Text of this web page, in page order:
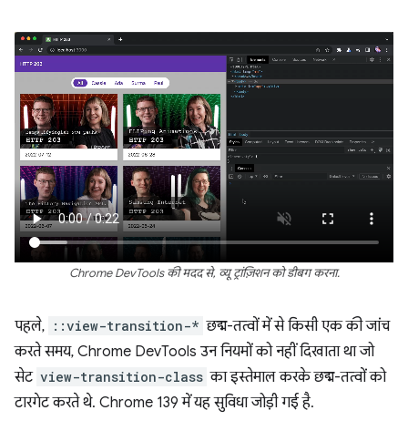
Chrome DevTools की मदद से, व्यू ट्रांज़िशन को डीबग करना.
पहले, ::view-transition-* छद्म-तत्वों में से किसी एक की जांच
करते समय, Chrome DevTools उन नियमों को नहीं दिखाता था जो
सेट view-transition-class का इस्तेमाल करके छद्म-तत्वों को
टारगेट करते थे. Chrome 139 में यह सुविधा जोड़ी गई है.